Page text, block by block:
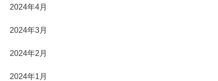
2024年4月
2024年3月
2024年2月
2024年1月